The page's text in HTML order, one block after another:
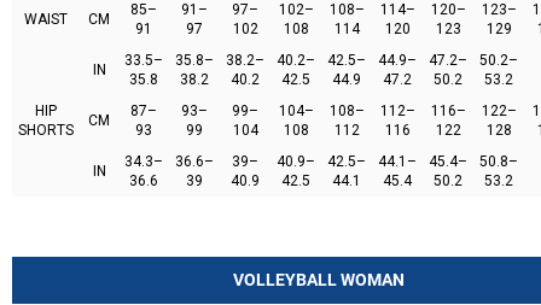
WAIST CM
85–
91
91–
97
97–
102
102–
108
108–
114
114–
120
120–
123
123–
129
IN
33.5–
35.8
35.8–
38.2
38.2–
40.2
40.2–
42.5
42.5–
44.9
44.9–
47.2
47.2–
50.2
50.2–
53.2
HIP
SHORTS
CM
87–
93
93–
99
99–
104
104–
108
108–
112
112–
116
116–
122
122–
128
IN
34.3–
36.6
36.6–
39
39–
40.9
40.9–
42.5
42.5–
44.1
44.1–
45.4
45.4–
50.2
50.8–
53.2
VOLLEYBALL WOMAN